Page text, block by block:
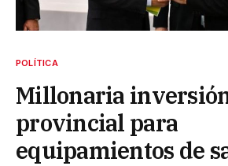
POLÍTICA
Millonaria
provincial para
equipamientos de